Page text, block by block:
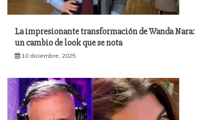
La impresionante transformación de Wanda Nara:
un cambio de look que se nota
10 diciembre, 2025